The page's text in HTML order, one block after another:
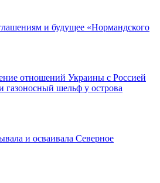
и будущее «Нормандского
отношений Украины с Россией
шельф у острова
и осваивала Северное